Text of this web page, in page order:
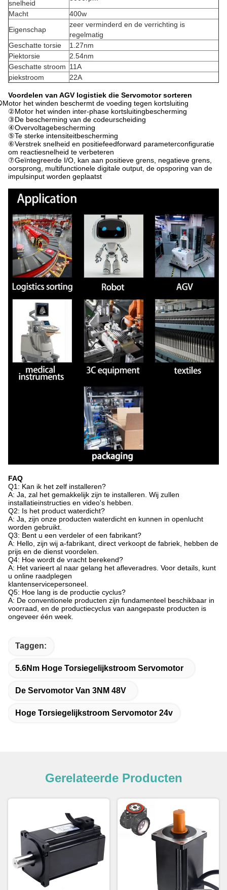
snelheid
Macht
400w
Eigenschap
zeer verminderd en de verrichting is
regelmatig
Geschatte torsie
1.27nm
Piektorsie
2.54nm
Geschatte stroom 11A
piekstroom
22A
Voordelen van AGV logistiek die Servomotor sorteren
Motor het winden beschermt de voeding tegen kortsluiting
②Motor het winden inter-phase kortsluitingbescherming
③De bescherming van de codeurscheiding
④Overvoltagebescherming
⑤Te sterke intensiteitbescherming
⑥Verstrek snelheid en positiefeedforward parameterconfiguratie
om reactiesnelheid te verbeteren
⑦Geïntegreerde I/O, kan aan positieve grens, negatieve grens,
oorsprong, multifunctionele digitale output, de opsporing van de
impulsinput worden geplaatst
FAQ
Q1: Kan ik het zelf installeren?
A: Ja, zal het gemakkelijk zijn te installeren. Wij zullen
installatieinstructies en video's hebben.
Q2: Is het product waterdicht?
A: Ja, zijn onze producten waterdicht en kunnen in openlucht
worden gebruikt.
Q3: Bent u een verdeler of een fabrikant?
A: Hello, zijn wij a-fabrikant, direct verkoopt de fabriek, hebben de
prijs en de dienst voordelen.
Q4: Hoe wordt de vracht berekend?
A: Het varieert al naar gelang het afleveradres. Voor details, kunt
u online raadplegen
klantenservicepersoneel.
Q5: Hoe lang is de productie cyclus?
A: De conventionele producten zijn fundamenteel beschikbaar in
voorraad, en de productiecyclus van aangepaste producten is
ongeveer één week.
Taggen:
5.6Nm Hoge Torsiegelijkstroom Servomotor
De Servomotor Van 3NM 48V
Hoge Torsiegelijkstroom Servomotor 24v
Gerelateerde Producten